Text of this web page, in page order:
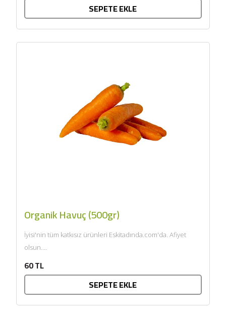
SEPETE EKLE
Organik Havuç (500gr)
İyisi'nin tüm katkısız ürünleri Eskitadında.com'da. Afiyet
olsun....
60 TL
SEPETE EKLE